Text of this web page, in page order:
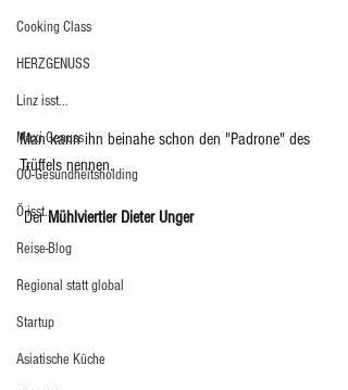
Cooking Class
HERZGENUSS
Linz isst...
Maxi.Genuss
OÖ-Gesundheitsholding
Ö isst...
Reise-Blog
Regional statt global
Startup
Asiatische Küche
Man kann ihn beinahe schon den "Padrone" des
Trüffels nennen.
Der Mühlviertler Dieter Unger